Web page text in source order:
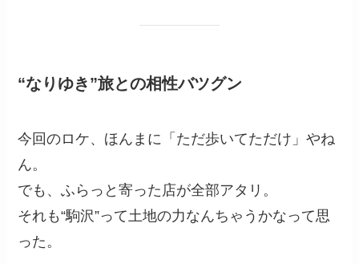
“なりゆき”旅との相性バツグン
今回のロケ、ほんまに「ただ歩いてただけ」やね
ん。
でも、ふらっと寄った店が全部アタリ。
それも“駒沢”って土地の力なんちゃうかなって思
った。